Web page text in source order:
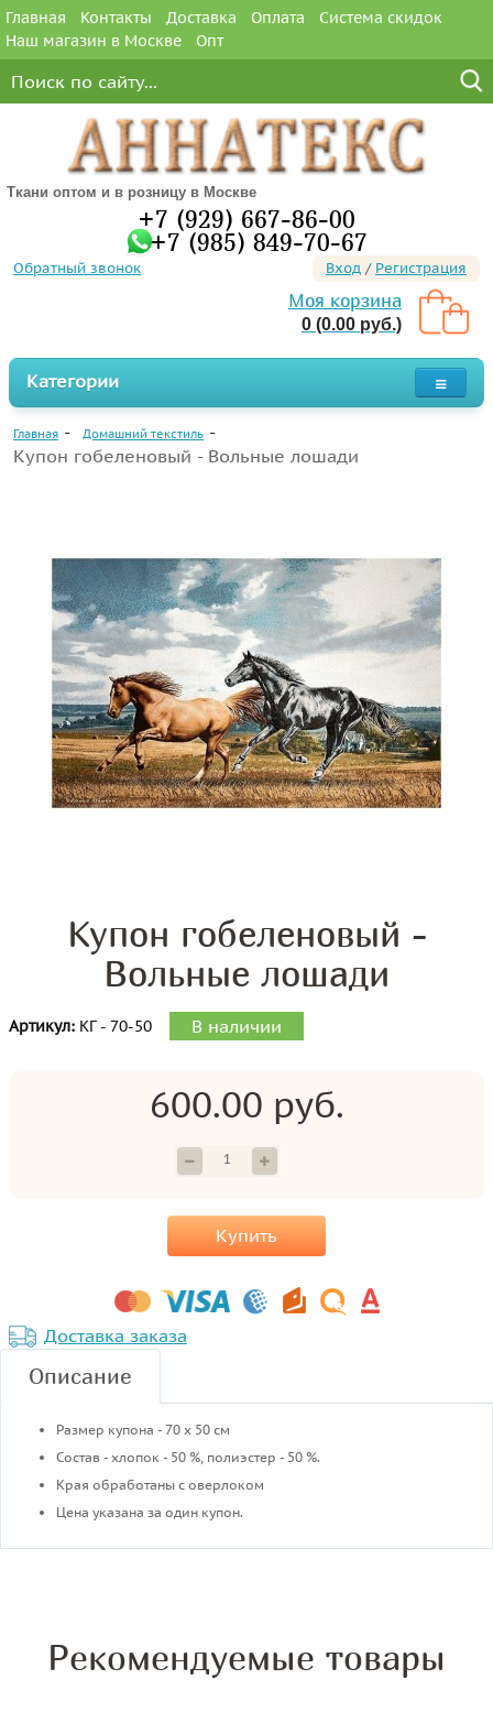
Главная Контакты Доставка Оплата
Система скидок
Наш магазин в Москве
Опт
Ткани оптом и в розницу в Москве
+7 (929) 667-86-00
+7 (985) 849-70-67
Обратный звонок Вход / Регистрация
Моя корзина
0 (0.00 руб.)
Категории
Главная Домашний текстиль
Купон гобеленовый - Вольные лошади
Купон гобеленовый -
Вольные лошади
Артикул: КГ - 70-50 В наличии
600.00 руб.
Купить
Доставка заказа
Описание
Размер купона - 70 х 50 см
Состав - хлопок - 50 %, полиэстер - 50 %.
Края обработаны с оверлоком
Цена указана за один купон.
Рекомендуемые товары